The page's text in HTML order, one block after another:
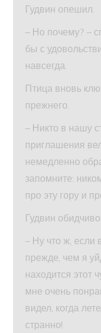
Гудвин опешил.
– Но почему? –
бы с
навсегда.
Птица вновь
прежнего.
– Никто в нашу
приглашения
немедленно
запомните:
про эту гору и
Гудвин
– Ну что ж, если
прежде, чем я
находится этот
мне очень
видел, когда
странно!